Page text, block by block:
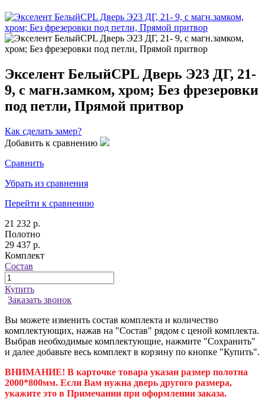
Экселент БелыйCPL Дверь Э23 ДГ, 21-
9, с магн.замком, хром; Без фрезеровки
под петли, Прямой притвор
Как сделать замер?
Добавить к сравнению
Сравнить
Убрать из сравнения
Перейти к сравнению
21 232 р.
Полотно
29 437 р.
Комплект
Состав
Купить
Заказать звонок
Вы можете изменить состав комплекта и количество
комплектующих, нажав на "Состав" рядом с ценой комплекта.
Выбрав необходимые комплектующие, нажмите "Сохранить"
и далее добавьте весь комплект в корзину по кнопке "Купить".
ВНИМАНИЕ! В карточке товара указан размер полотна
2000*800мм. Если Вам нужна дверь другого размера,
укажите это в Примечании при оформлении заказа.